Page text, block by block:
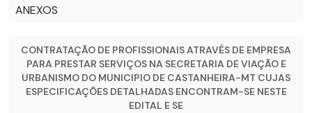
ANEXOS
CONTRATAÇÃO DE PROFISSIONAIS ATRAVÉS DE EMPRESA
PARA PRESTAR SERVIÇOS NA SECRETARIA DE VIAÇÃO E
URBANISMO DO MUNICIPIO DE CASTANHEIRA-MT CUJAS
ESPECIFICAÇÕES DETALHADAS ENCONTRAM-SE NESTE
EDITAL E SE